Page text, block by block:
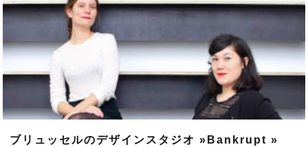
ブリュッセルのデザインスタジオ »Bankrupt »